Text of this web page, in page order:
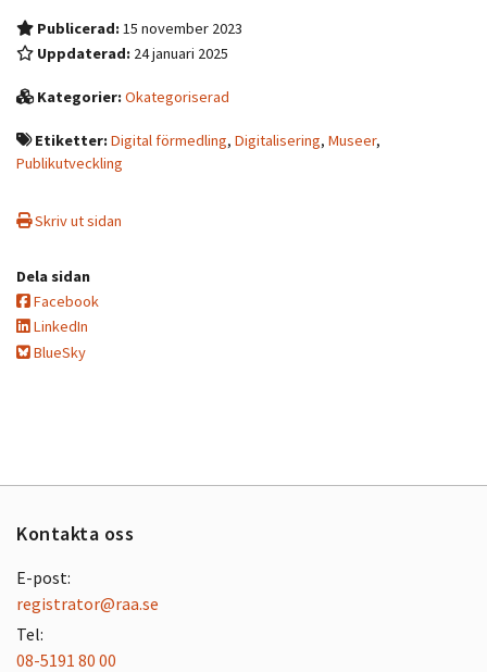
Publicerad: 15 november 2023
Uppdaterad: 24 januari 2025
Kategorier:Okategoriserad
Etiketter:Digital förmedling, Digitalisering, Museer,
Publikutveckling
Skriv ut sidan
Dela sidan
Facebook
LinkedIn
BlueSky
Kontakta oss
E-post:
registrator@raa.se
Tel:
08-5191 80 00